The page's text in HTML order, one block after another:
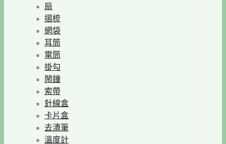
扇
摺梳
網袋
耳筒
電筒
掛勾
鬧鐘
索帶
針線盒
卡片盒
去漬筆
溫度計